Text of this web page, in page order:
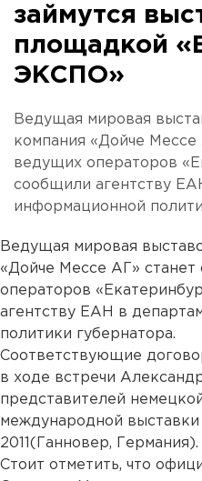
займутся
площадкой
ЭКСПО»
Ведущая мировая
компания «Дойче Мессе
ведущих операторов
сообщили агентству
информационной
Ведущая мировая
«Дойче Мессе АГ»
операторов
агентству ЕАН в
политики губернатора.
Соответствующие
в ходе встречи
представителей
международной выставки
2011(Ганновер, Германия).
Стоит отметить, что